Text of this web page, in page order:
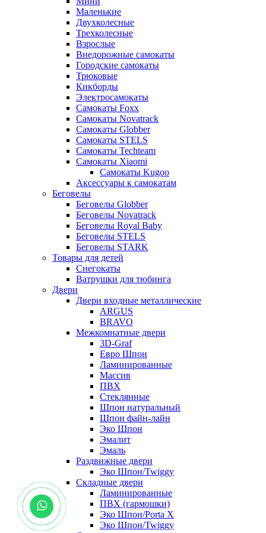
Маленькие
Двухколесные
Трехколесные
Взрослые
Внедорожные самокаты
Городские самокаты
Трюковые
Кикборды
Электросамокаты
Самокаты Foxx
Самокаты Novatrack
Самокаты Globber
Самокаты STELS
Самокаты Techteam
Самокаты Xiaomi
Самокаты Kugoo
Аксессуары к самокатам
Беговелы
Беговелы Globber
Беговелы Novatrack
Беговелы Royal Baby
Беговелы STELS
Беговелы STARK
Товары для детей
Снегокаты
Ватрушки для тюбинга
Двери
Двери входные металлические
ARGUS
BRAVO
Межкомнатные двери
3D-Graf
Евро Шпон
Ламинированные
Массив
ПВХ
Стеклянные
Шпон натуральный
Шпон файн-лайн
Эко Шпон
Эмалит
Эмаль
Раздвижные двери
Эко Шпон/Twiggy
Складные двери
Ламинированные
ПВХ (гармошки)
Эко Шпон/Porta X
Эко Шпон/Twiggy